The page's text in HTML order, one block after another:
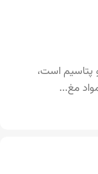
پتاسیم است،
مغ...